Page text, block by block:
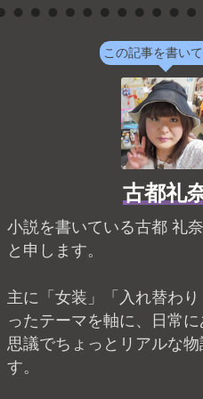
この記事を書い
古都礼
小説を書いている古都 礼
と申します。
主に「女装」「入れ替わ
ったテーマを軸に、日常
思議でちょっとリアルな物
す。